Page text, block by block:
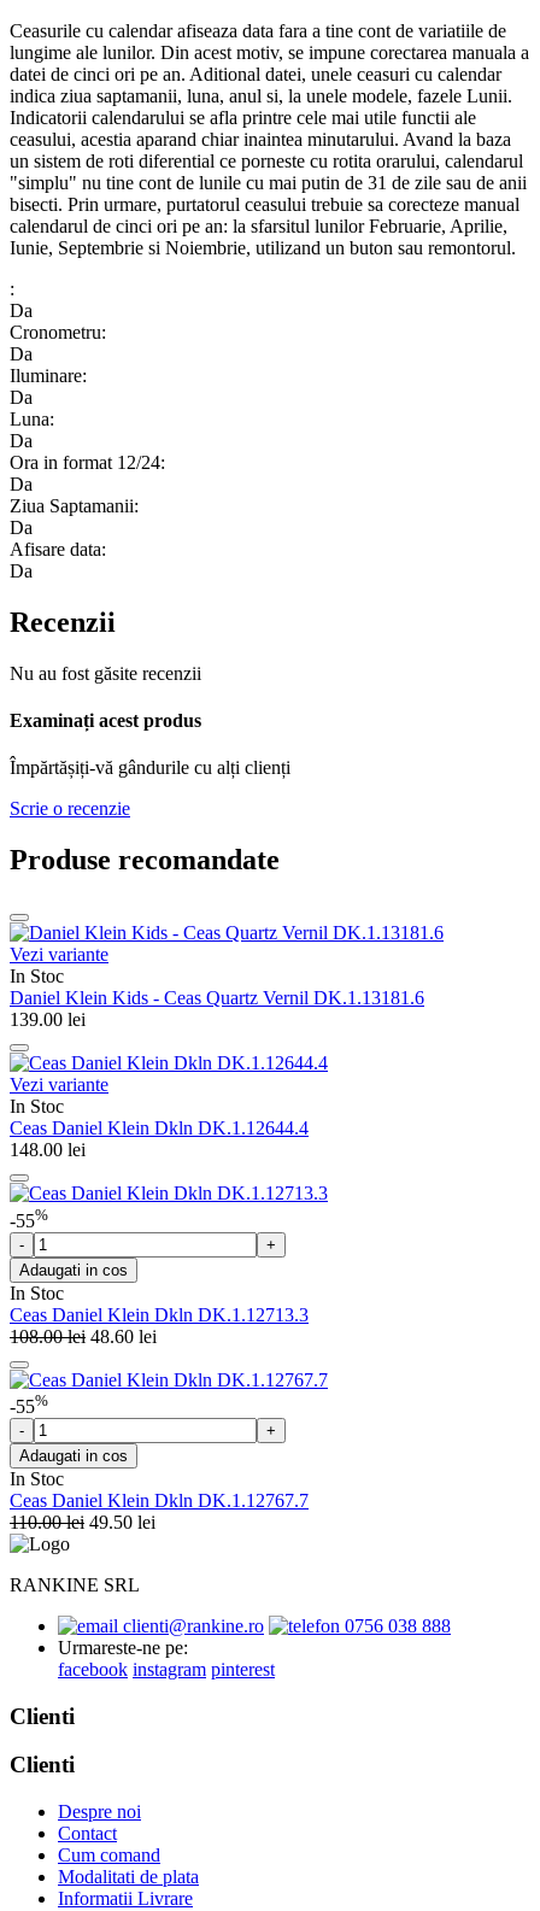
Ceasurile cu calendar afiseaza data fara a tine cont de variatiile de
lungime ale lunilor. Din acest motiv, se impune corectarea manuala a
datei de cinci ori pe an. Aditional datei, unele ceasuri cu calendar
indica ziua saptamanii, luna, anul si, la unele modele, fazele Lunii.
Indicatorii calendarului se afla printre cele mai utile functii ale
ceasului, acestia aparand chiar inaintea minutarului. Avand la baza
un sistem de roti diferential ce porneste cu rotita orarului, calendarul
"simplu" nu tine cont de lunile cu mai putin de 31 de zile sau de anii
bisecti. Prin urmare, purtatorul ceasului trebuie sa corecteze manual
calendarul de cinci ori pe an: la sfarsitul lunilor Februarie, Aprilie,
Iunie, Septembrie si Noiembrie, utilizand un buton sau remontorul.
:
Da
Cronometru:
Da
Iluminare:
Da
Luna:
Da
Ora in format 12/24:
Da
Ziua Saptamanii:
Da
Afisare data:
Da
Recenzii
Nu au fost găsite recenzii
Examinați acest produs
Împărtășiți-vă gândurile cu alți clienți
Scrie o recenzie
Produse recomandate
Vezi variante
In Stoc
Daniel Klein Kids - Ceas Quartz Vernil DK.1.13181.6
139.00 lei
Vezi variante
In Stoc
Ceas Daniel Klein Dkln DK.1.12644.4
148.00 lei
-55%
Adaugati in cos
In Stoc
Ceas Daniel Klein Dkln DK.1.12713.3
108.00 lei 48.60 lei
-55%
Adaugati in cos
In Stoc
Ceas Daniel Klein Dkln DK.1.12767.7
110.00 lei 49.50 lei
RANKINE SRL
clienti@rankine.ro
0756 038 888
Urmareste-ne pe:
facebook instagram pinterest
Clienti
Clienti
Despre noi
Contact
Cum comand
Modalitati de plata
Informatii Livrare